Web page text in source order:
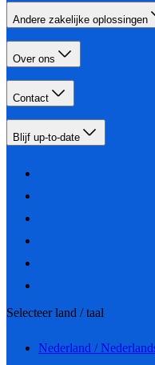
Andere zakelijke oplossingen
Over ons
Contact
Blijf up-to-date
Selecteer land / taal
Nederland /